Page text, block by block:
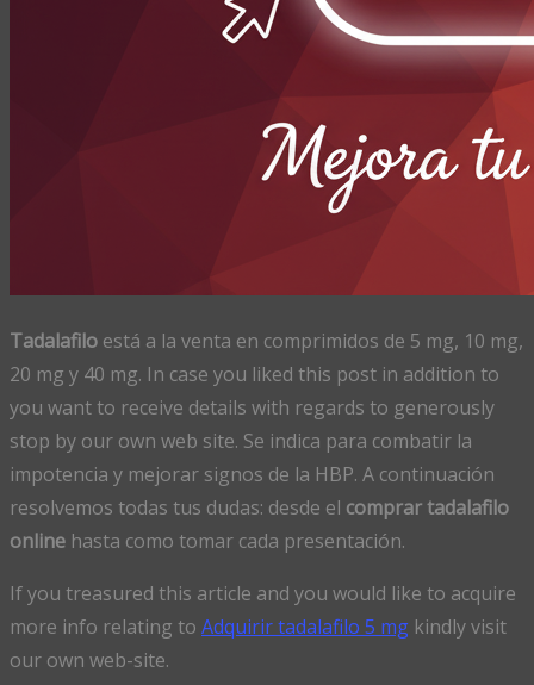
Tadalafilo está a la venta en comprimidos de 5 mg, 10 mg,
20 mg y 40 mg. In case you liked this post in addition to
you want to receive details with regards to generously
stop by our own web site. Se indica para combatir la
impotencia y mejorar signos de la HBP. A continuación
resolvemos todas tus dudas: desde el comprar tadalafilo
online hasta como tomar cada presentación.
If you treasured this article and you would like to acquire
more info relating to Adquirir tadalafilo 5 mg kindly visit
our own web-site.